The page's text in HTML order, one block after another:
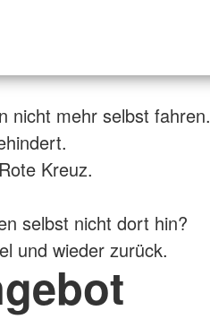
nicht mehr selbst fahren.
Kreuz.
selbst nicht dort hin?
und wieder zurück.